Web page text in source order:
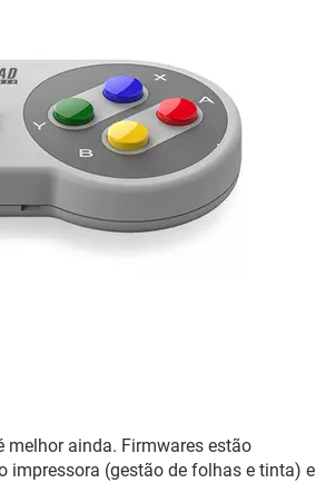
melhor ainda. Firmwares estão
impressora (gestão de folhas e tinta) e